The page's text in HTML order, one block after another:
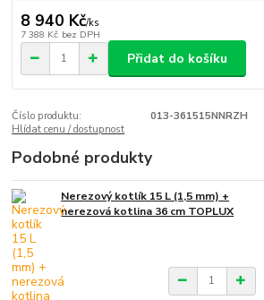
8 940 Kč/ks
7 388 Kč bez DPH
Přidat do košíku
Číslo produktu:
013-361515NNRZH
Hlídat cenu / dostupnost
Podobné produkty
Nerezový kotlík 15 L (1,5 mm) +
nerezová kotlina 36 cm TOPLUX